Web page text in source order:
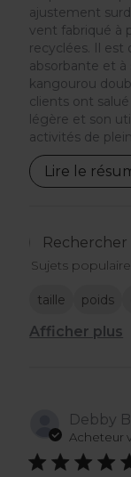
ajustement
vent fabriqué à
recyclées. Il
absorbante et
kangourou
clients ont
légère et son
activités de plein
Lire le
Sujets
taille poids
Afficher plus
Debby
Acheteur